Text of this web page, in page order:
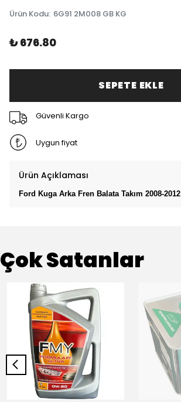
Ürün Kodu: 6G91 2M008 GB KG
₺ 676.80
SEPETE EKLE
Güvenli Kargo
Uygun fiyat
Ürün Açıklaması
Ford Kuga Arka Fren Balata Takım 2008-2012
Çok Satanlar